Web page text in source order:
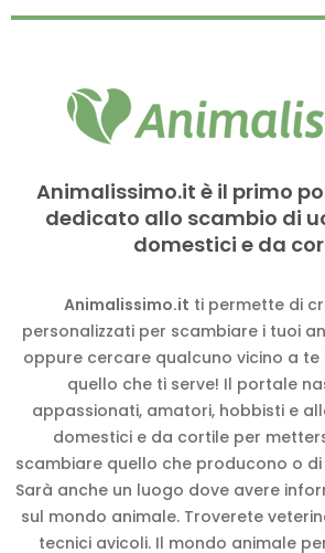
Animalissimo.it è il primo
dedicato allo scambio di
domestici e da
Animalissimo.it ti permette di
personalizzati per scambiare i tuoi
oppure cercare qualcuno vicino a
quello che ti serve! Il portale
appassionati, amatori, hobbisti e
domestici e da cortile per
scambiare quello che producono o
Sarà anche un luogo dove avere
sul mondo animale. Troverete
tecnici avicoli. Il mondo animale